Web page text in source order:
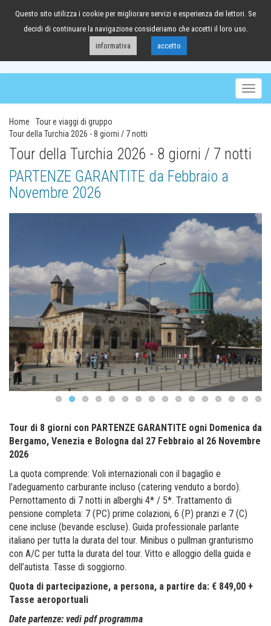
041/98.63.88
Home
Tour e viaggi di gruppo
Tour della Turchia 2026 - 8 giorni / 7 notti
Tour della Turchia 2026 - 8 giorni / 7 notti
PARTENZE GARANTITE da Febbraio a
Novembre 2026
Tour di 8 giorni con PARTENZE GARANTITE ogni Domenica da
Bergamo, Venezia e Bologna dal 27 Febbraio al 26 Novembre
2026
La quota comprende: Voli internazionali con il bagaglio e
l’adeguamento carburante incluso (catering venduto a bordo).
Pernottamento di 7 notti in alberghi 4* / 5*. Trattamento di
pensione completa: 7 (PC) prime colazioni, 6 (P) pranzi e 7 (C)
cene incluse (bevande escluse). Guida professionale parlante
italiano per tutta la durata del tour. Minibus o pullman granturismo
con A/C per tutta la durata del tour. Vitto e alloggio della guida e
dell’autista. Tasse di soggiorno.
Quota di partecipazione, a persona, a partire da: € 849,00 +
Tasse aeroportuali
Date partenze: vedi pdf programma
Questo sito utilizza i cookie per migliorare servizi e esperienza dei lettori. Se
decidi di continuare la navigazione consideriamo che accetti il loro uso.
informativa
accetto